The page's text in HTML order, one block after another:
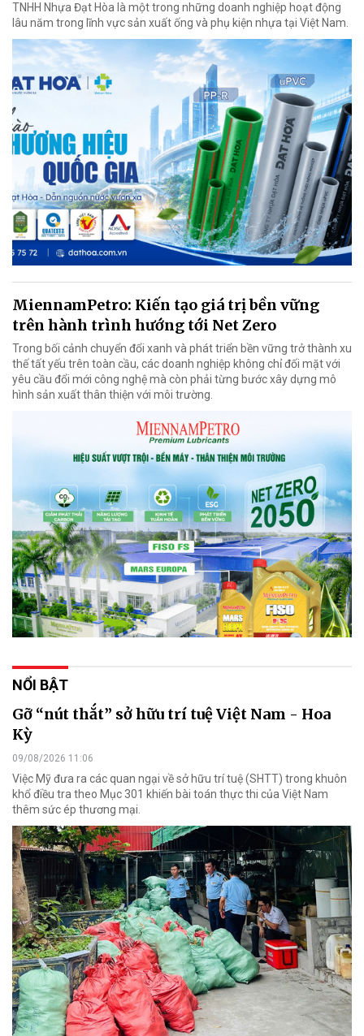
TNHH Nhựa Đạt Hòa là một trong những doanh nghiệp hoạt động
lâu năm trong lĩnh vực sản xuất ống và phụ kiện nhựa tại Việt Nam.
MiennamPetro: Kiến tạo giá trị bền vững
trên hành trình hướng tới Net Zero
Trong bối cảnh chuyển đổi xanh và phát triển bền vững trở thành xu
thế tất yếu trên toàn cầu, các doanh nghiệp không chỉ đối mặt với
yêu cầu đổi mới công nghệ mà còn phải từng bước xây dựng mô
hình sản xuất thân thiện với môi trường.
NỔI BẬT
Gỡ “nút thắt” sở hữu trí tuệ Việt Nam - Hoa
Kỳ
09/08/2026 11:06
Việc Mỹ đưa ra các quan ngại về sở hữu trí tuệ (SHTT) trong khuôn
khổ điều tra theo Mục 301 khiến bài toán thực thi của Việt Nam
thêm sức ép thương mại.